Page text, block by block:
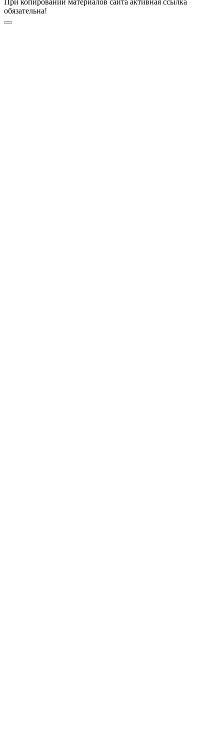
При копировании материалов сайта активная ссылка
обязательна!